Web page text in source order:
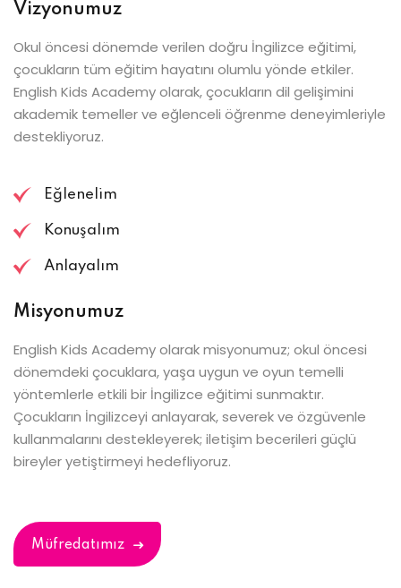
Vizyonumuz
Okul öncesi dönemde verilen doğru İngilizce eğitimi,
çocukların tüm eğitim hayatını olumlu yönde etkiler.
English Kids Academy olarak, çocukların dil gelişimini
akademik temeller ve eğlenceli öğrenme deneyimleriyle
destekliyoruz.
Eğlenelim
Konuşalım
Anlayalım
Misyonumuz
English Kids Academy olarak misyonumuz; okul öncesi
dönemdeki çocuklara, yaşa uygun ve oyun temelli
yöntemlerle etkili bir İngilizce eğitimi sunmaktır.
Çocukların İngilizceyi anlayarak, severek ve özgüvenle
kullanmalarını destekleyerek; iletişim becerileri güçlü
bireyler yetiştirmeyi hedefliyoruz.
Müfredatımız